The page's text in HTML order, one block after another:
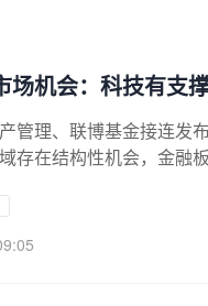
场机会：科技有支
管理、联博基金接连发
存在结构性机会，金融
构整体判断趋于一致
结构的差异化。长城基